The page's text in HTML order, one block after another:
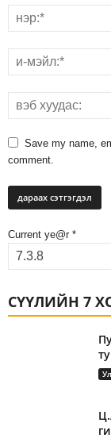
Save my name,
comment.
Current ye@r *
СҮҮЛИЙН 7